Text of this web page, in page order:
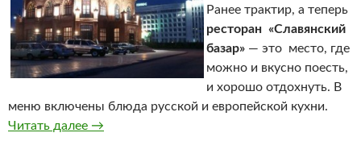
Ранее трактир, а теперь
ресторан «Славянский
базар» — это место, где
можно и вкусно поесть,
и хорошо отдохнуть. В
меню включены блюда русской и европейской кухни.
Читать далее «Славянский базар»
→